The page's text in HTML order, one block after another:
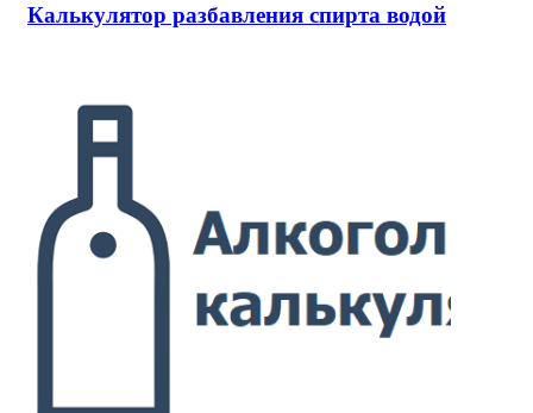
Калькулятор разбавления спирта водой